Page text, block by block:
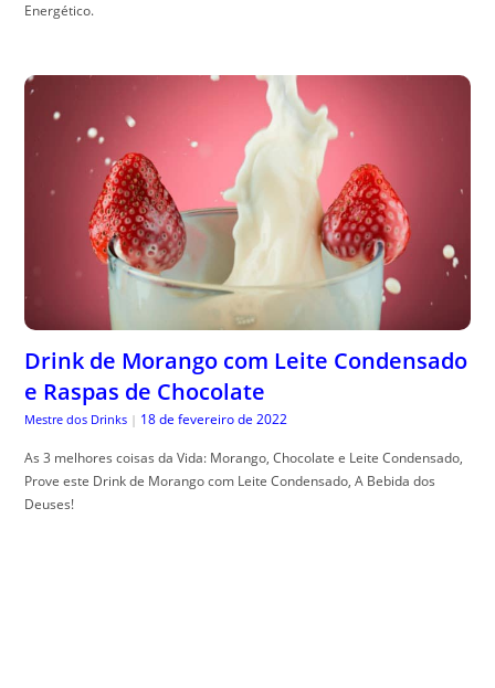
Energético.
Drink de Morango com Leite Condensado
e Raspas de Chocolate
Mestre dos Drinks | 18 de fevereiro de 2022
As 3 melhores coisas da Vida: Morango, Chocolate e Leite Condensado,
Prove este Drink de Morango com Leite Condensado, A Bebida dos
Deuses!